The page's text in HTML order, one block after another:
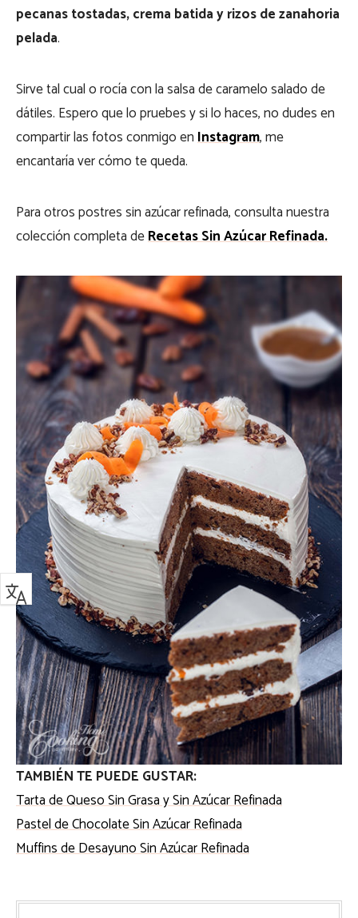
pecanas tostadas, crema batida y rizos de zanahoria
pelada.
Sirve tal cual o rocía con la salsa de caramelo salado de
dátiles. Espero que lo pruebes y si lo haces, no dudes en
compartir las fotos conmigo enInstagram, me
encantaría ver cómo te queda.
Para otros postres sin azúcar refinada, consulta nuestra
colección completa deRecetas Sin Azúcar Refinada.
TAMBIÉN TE PUEDE GUSTAR:
Tarta de Queso Sin Grasa y Sin Azúcar Refinada
Pastel de Chocolate Sin Azúcar Refinada
Muffins de Desayuno Sin Azúcar Refinada